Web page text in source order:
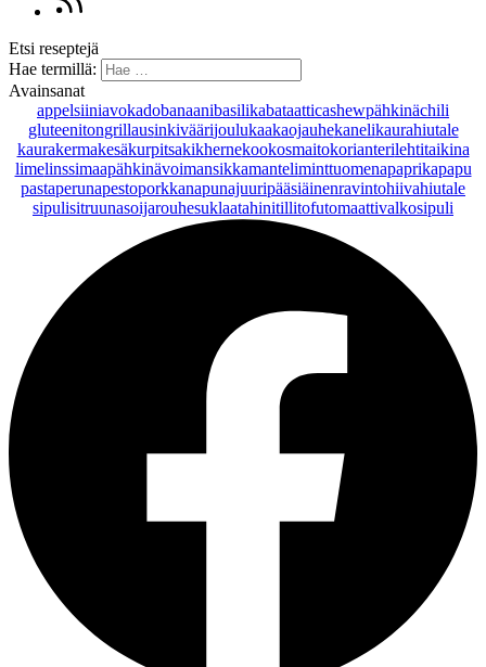
Etsi reseptejä
Hae termillä:
Avainsanat
appelsiiniavokadobanaanibasilikabataatticashewpähkinächili
gluteenitongrillausinkiväärijoulukaakaojauhekanelikaurahiutale
kaurakermakesäkurpitsakikhernekookosmaitokorianterilehtitaikina
limelinssimaapähkinävoimansikkamanteliminttuomenapaprikapapu
pastaperunapestoporkkanapunajuuripääsiäinenravintohiivahiutale
sipulisitruunasoijarouhesuklaatahinitillitofutomaattivalkosipuli